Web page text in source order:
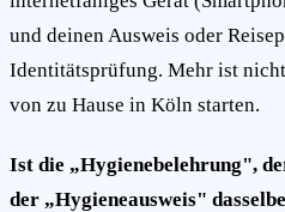
und deinen Ausweis oder
Identitätsprüfung. Mehr ist
von zu Hause in Köln starten.
Ist die „Hygienebelehrung",
der „Hygieneausweis"